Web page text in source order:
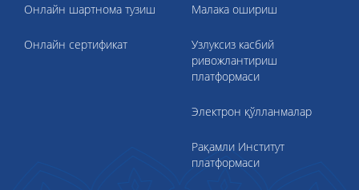
Онлайн шартнома тузиш
Онлайн сертификат
Малака ошириш
Узлуксиз касбий
ривожлантириш
платформаси
Электрон қўлланмалар
Рақамли Институт
платформаси